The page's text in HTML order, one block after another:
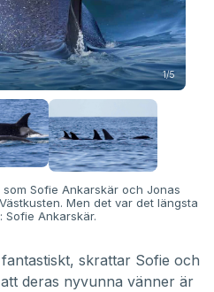
1/5
Sofie Ankarskär och Jonas
Men det var det längsta
Sofie Ankarskär.
skrattar Sofie och
deras nyvunna vänner är